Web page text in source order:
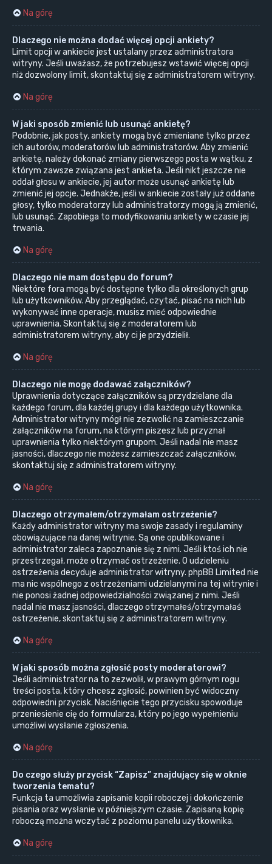
Na górę
Dlaczego nie można dodać więcej opcji ankiety?
Limit opcji w ankiecie jest ustalany przez administratora
witryny. Jeśli uważasz, że potrzebujesz wstawić więcej opcji
niż dozwolony limit, skontaktuj się z administratorem witryny.
Na górę
W jaki sposób zmienić lub usunąć ankietę?
Podobnie, jak posty, ankiety mogą być zmieniane tylko przez
ich autorów, moderatorów lub administratorów. Aby zmienić
ankietę, należy dokonać zmiany pierwszego posta w wątku, z
którym zawsze związana jest ankieta. Jeśli nikt jeszcze nie
oddał głosu w ankiecie, jej autor może usunąć ankietę lub
zmienić jej opcje. Jednakże, jeśli w ankiecie zostały już oddane
głosy, tylko moderatorzy lub administratorzy mogą ją zmienić,
lub usunąć. Zapobiega to modyfikowaniu ankiety w czasie jej
trwania.
Na górę
Dlaczego nie mam dostępu do forum?
Niektóre fora mogą być dostępne tylko dla określonych grup
lub użytkowników. Aby przeglądać, czytać, pisać na nich lub
wykonywać inne operacje, musisz mieć odpowiednie
uprawnienia. Skontaktuj się z moderatorem lub
administratorem witryny, aby ci je przydzielił.
Na górę
Dlaczego nie mogę dodawać załączników?
Uprawnienia dotyczące załączników są przydzielane dla
każdego forum, dla każdej grupy i dla każdego użytkownika.
Administrator witryny mógł nie zezwolić na zamieszczanie
załączników na forum, na którym piszesz lub przyznał
uprawnienia tylko niektórym grupom. Jeśli nadal nie masz
jasności, dlaczego nie możesz zamieszczać załączników,
skontaktuj się z administratorem witryny.
Na górę
Dlaczego otrzymałem/otrzymałam ostrzeżenie?
Każdy administrator witryny ma swoje zasady i regulaminy
obowiązujące na danej witrynie. Są one opublikowane i
administrator zaleca zapoznanie się z nimi. Jeśli ktoś ich nie
przestrzegał, może otrzymać ostrzeżenie. O udzieleniu
ostrzeżenia decyduje administrator witryny. phpBB Limited nie
ma nic wspólnego z ostrzeżeniami udzielanymi na tej witrynie i
nie ponosi żadnej odpowiedzialności związanej z nimi. Jeśli
nadal nie masz jasności, dlaczego otrzymałeś/otrzymałaś
ostrzeżenie, skontaktuj się z administratorem witryny.
Na górę
W jaki sposób można zgłosić posty moderatorowi?
Jeśli administrator na to zezwolił, w prawym górnym rogu
treści posta, który chcesz zgłosić, powinien być widoczny
odpowiedni przycisk. Naciśnięcie tego przycisku spowoduje
przeniesienie cię do formularza, który po jego wypełnieniu
umożliwi wysłanie zgłoszenia.
Na górę
Do czego służy przycisk “Zapisz” znajdujący się w oknie
tworzenia tematu?
Funkcja ta umożliwia zapisanie kopii roboczej i dokończenie
pisania oraz wysłanie w późniejszym czasie. Zapisaną kopię
roboczą można wczytać z poziomu panelu użytkownika.
Na górę